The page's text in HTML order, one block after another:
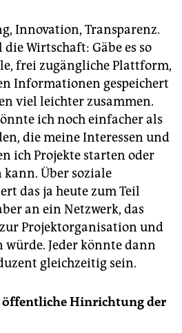
Innovation, Transparenz.
Wirtschaft: Gäbe es so
frei zugängliche Plattform,
Informationen gespeichert
viel leichter zusammen.
ich noch einfacher als
die meine Interessen und
ich Projekte starten oder
Über soziale
das ja heute zum Teil
an ein Netzwerk, das
Projektorganisation und
Jeder könnte dann
gleichzeitig sein.
öffentliche Hinrichtung der